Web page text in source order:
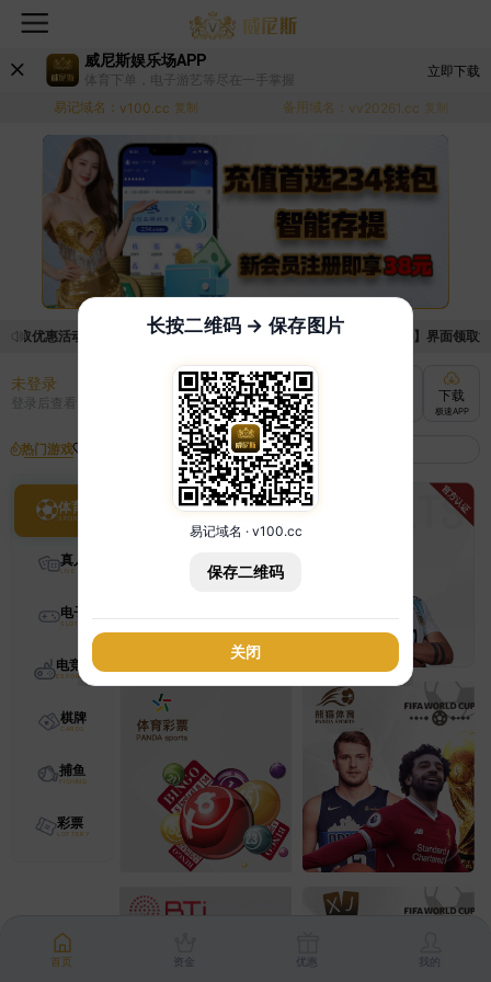
威尼斯娱乐场APP
体育下单，电子游艺等尽在一手掌握
立即下载
易记域名： v100.cc 复制 备用域名： vv20261.cc 复制
取优惠活动的手续麻烦，已新增优惠系统，现在可以前往【福利中心】界面领取
未登录
登录后查看 充值
快速到账
下载
极速APP
热门游戏
体育
真人
电子
电竞
棋牌
捕鱼
彩票
首页 资金 优惠 我的
长按二维码 → 保存图片
易记域名 · v100.cc
保存二维码
关闭